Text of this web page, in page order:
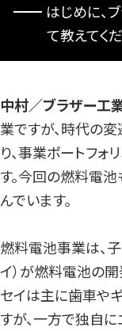
はじめに、
て教えてく
中村／ブラザー工業
業ですが、時代の
り、事業ポートフ
す。今回の燃料電
んでいます。
燃料電池事業は、
イ）が燃料電池の
セイは主に歯車や
すが、一方で独自